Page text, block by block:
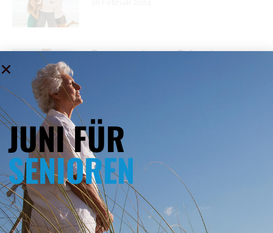
Sommerrelax am Ostsee! 2023
Sommer Sommer! 2023
24 März 2023
JUNI FÜR
SENIOREN